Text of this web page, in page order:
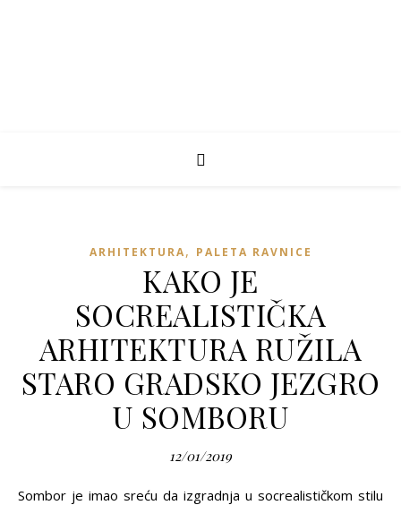
ARHITEKTURA, PALETA RAVNICE
KAKO JE
SOCREALISTIČKA
ARHITEKTURA RUŽILA
STARO GRADSKO JEZGRO
U SOMBORU
12/01/2019
Sombor je imao sreću da izgradnja u socrealističkom stilu